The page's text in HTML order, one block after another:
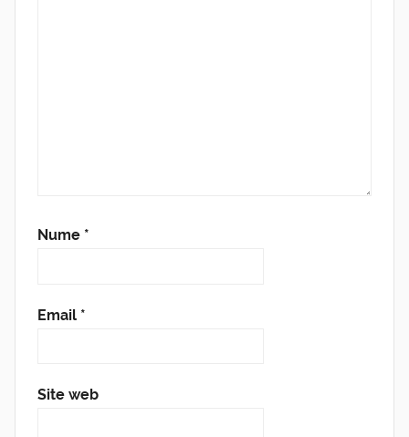
Nume *
Email *
Site web